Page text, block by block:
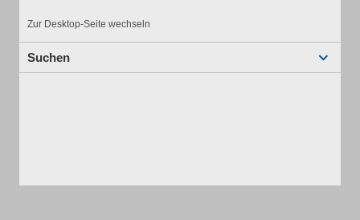
Zur Desktop-Seite wechseln
Suchen